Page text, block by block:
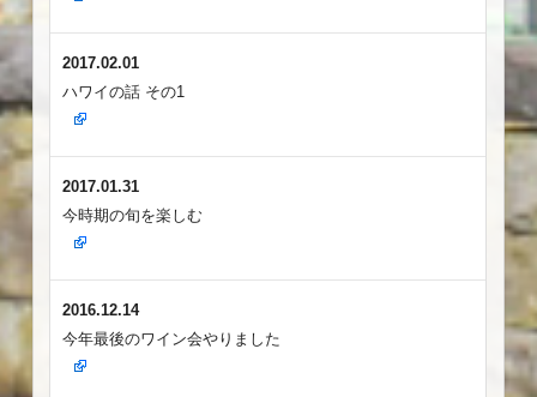
2017.02.01
ハワイの話 その1
2017.01.31
今時期の旬を楽しむ
2016.12.14
今年最後のワイン会やりました